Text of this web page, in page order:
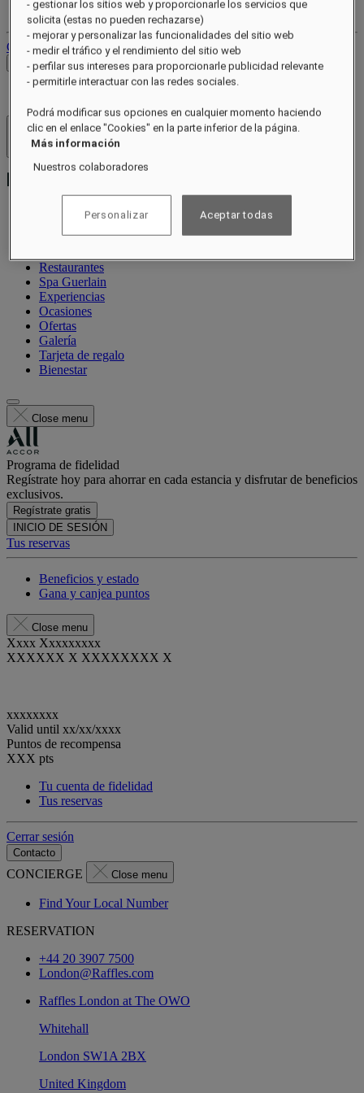
Tus reservas
Cerrar sesión
Ver tarifas
Hoteles y resorts
Abrir menú
Acerca de
Restaurantes
Spa Guerlain
Experiencias
Ocasiones
Ofertas
Galería
Tarjeta de regalo
Bienestar
Close menu
Programa de fidelidad
Regístrate hoy para ahorrar en cada estancia y disfrutar de beneficios
exclusivos.
Regístrate gratis
INICIO DE SESIÓN
Tus reservas
Beneficios y estado
Gana y canjea puntos
Close menu
Xxxx Xxxxxxxxx
XXXXXX X XXXXXXXX X
xxxxxxxx
Valid until xx/xx/xxxx
Puntos de recompensa
XXX pts
Tu cuenta de fidelidad
Tus reservas
Cerrar sesión
Contacto
CONCIERGE Close menu
Find Your Local Number
RESERVATION
+44 20 3907 7500
London@Raffles.com
Raffles London at The OWO
Whitehall
London SW1A 2BX
United Kingdom
- gestionar los sitios web y proporcionarle los servicios que
solicita (estas no pueden rechazarse)
- mejorar y personalizar las funcionalidades del sitio web
- medir el tráfico y el rendimiento del sitio web
- perfilar sus intereses para proporcionarle publicidad relevante
- permitirle interactuar con las redes sociales.
Podrá modificar sus opciones en cualquier momento haciendo
clic en el enlace "Cookies" en la parte inferior de la página.
Más información
Nuestros colaboradores
Personalizar Aceptar todas